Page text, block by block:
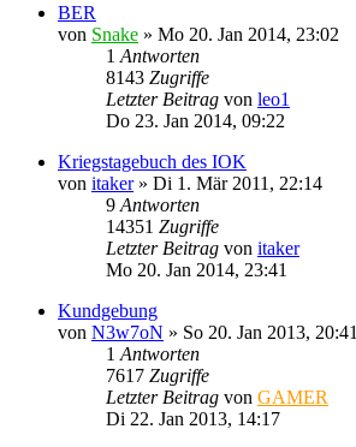
BER
von Snake » Mo 20. Jan 2014, 23:02
1 Antworten
8143 Zugriffe
Letzter Beitrag von leo1
Do 23. Jan 2014, 09:22
Kriegstagebuch des IOK
von itaker» Di 1. Mär 2011, 22:14
9 Antworten
14351 Zugriffe
Letzter Beitrag von itaker
Mo 20. Jan 2014, 23:41
Kundgebung
von N3w7oN » So 20. Jan 2013, 20:41
1 Antworten
7617 Zugriffe
Letzter Beitrag von GAMER
Di 22. Jan 2013, 14:17